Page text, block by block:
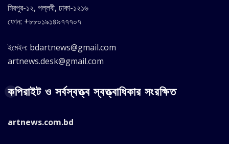
মিরপুর-১২, পল্লবী, ঢাকা-১২১৬
ফোন: +৮৮০১৯১৪৯৭৭৭০৭
ইমেইল: bdartnews@gmail.com
artnews.desk@gmail.com
কপিরাইট ও সর্বস্বত্ত্ব স্বত্ত্বাধিকার সংরক্ষিত
artnews.com.bd